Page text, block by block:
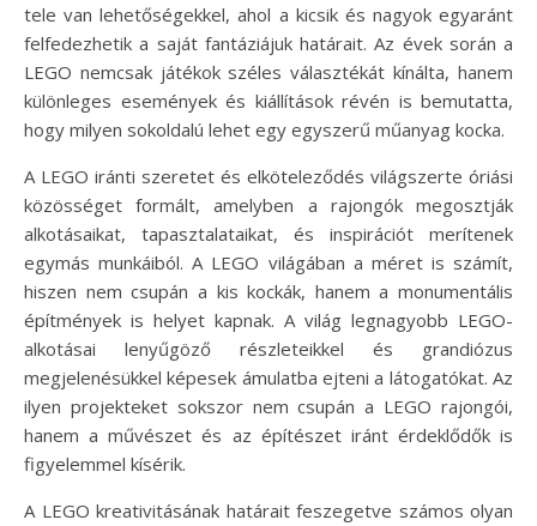
tele van lehetőségekkel, ahol a kicsik és nagyok egyaránt
felfedezhetik a saját fantáziájuk határait. Az évek során a
LEGO nemcsak játékok széles választékát kínálta, hanem
különleges események és kiállítások révén is bemutatta,
hogy milyen sokoldalú lehet egy egyszerű műanyag kocka.
A LEGO iránti szeretet és elköteleződés világszerte óriási
közösséget formált, amelyben a rajongók megosztják
alkotásaikat, tapasztalataikat, és inspirációt merítenek
egymás munkáiból. A LEGO világában a méret is számít,
hiszen nem csupán a kis kockák, hanem a monumentális
építmények is helyet kapnak. A világ legnagyobb LEGO-
alkotásai lenyűgöző részleteikkel és grandiózus
megjelenésükkel képesek ámulatba ejteni a látogatókat. Az
ilyen projekteket sokszor nem csupán a LEGO rajongói,
hanem a művészet és az építészet iránt érdeklődők is
figyelemmel kísérik.
A LEGO kreativitásának határait feszegetve számos olyan